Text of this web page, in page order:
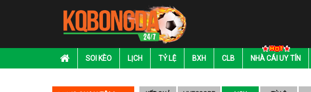
SOI KÈO LỊCH TỶ LỆ BXH CLB NHÀ CÁI UY TÍN